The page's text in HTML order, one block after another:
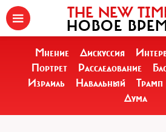
THE NEW
НОВОЕ
Мнение Дискуссия
Портрет
Расследование
Израиль
Навальный Трамп
Дума